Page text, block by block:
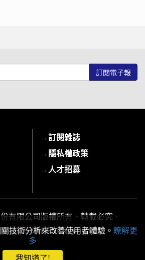
→訂閱雜誌
→隱私權政策
→ 人才招募
有限公司版權所有、轉載必究．
2026 Cite Publishing Ltd.
技術分析來改善使用者體驗。 瞭解更
多
我知道了!